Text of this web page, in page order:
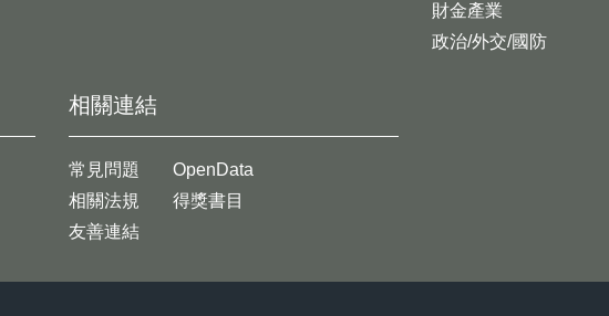
財金產業
政治/外交/國防
相關連結
常見問題
相關法規
友善連結
OpenData
得獎書目